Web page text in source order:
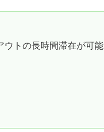
ウトの長時間滞在が可能